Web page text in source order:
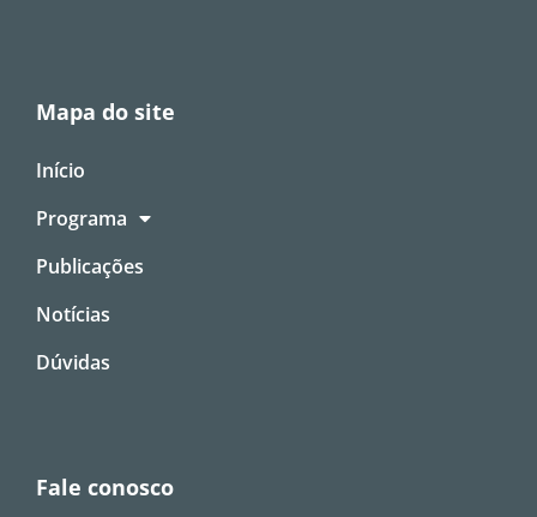
Mapa do site
Início
Programa
Publicações
Notícias
Dúvidas
Fale conosco